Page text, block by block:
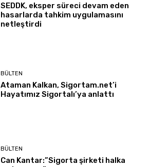
SEDDK, eksper süreci devam eden
hasarlarda tahkim uygulamasını
netleştirdi
BÜLTEN
Ataman Kalkan, Sigortam.net’i
Hayatımız Sigortalı’ya anlattı
BÜLTEN
Can Kantar:”Sigorta şirketi halka